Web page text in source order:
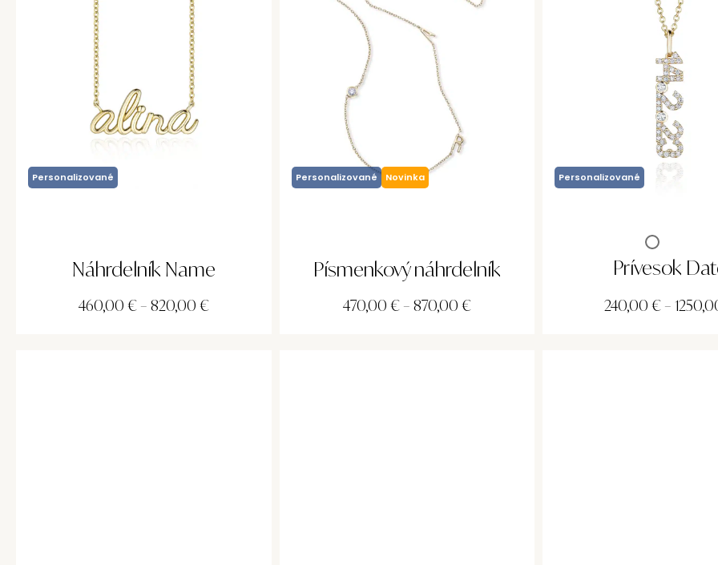
Personalizované
Náhrdelník Name
460,00 € – 820,00 €
Personalizované Novinka
Písmenkový náhrdelník
470,00 € – 870,00 €
Personalizované
Prívesok
240,00 € –